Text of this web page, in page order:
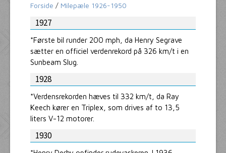
Bilmærkerne
Tema
Milepæle
Om
Forside / Milepæle 1926-1950
1927
*Første bil runder 200 mph, da Henry Segrave
sætter en officiel verdenrekord på 326 km/t i en
Sunbeam Slug.
1928
*Verdensrekorden hæves til 332 km/t, da Ray
Keech kører en Triplex, som drives af to 13,5
liters V-12 motorer.
1930